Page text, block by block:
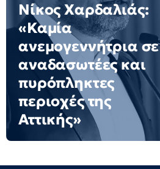
Νίκος Χαρδαλιάς:
«Καμία
ανεμογεννήτρια σε
αναδασωτέες και
πυρόπληκτες
περιοχές της
Αττικής»